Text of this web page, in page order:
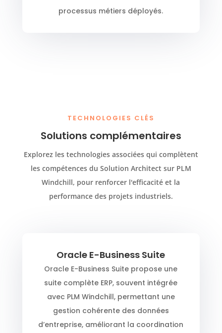
processus métiers déployés.
TECHNOLOGIES CLÉS
Solutions complémentaires
Explorez les technologies associées qui complètent
les compétences du Solution Architect sur PLM
Windchill, pour renforcer l'efficacité et la
performance des projets industriels.
Oracle E-Business Suite
Oracle E-Business Suite propose une
suite complète ERP, souvent intégrée
avec PLM Windchill, permettant une
gestion cohérente des données
d’entreprise, améliorant la coordination